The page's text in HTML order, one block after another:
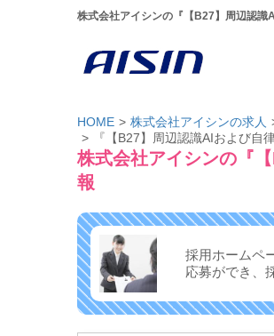
株式会社アイシンの『【B27】周辺認
HOME 株式会社アイシンの求人
『【B27】周辺認識AIおよび自
株式会社アイシンの『
報
採用ホームペ
応募ができ、